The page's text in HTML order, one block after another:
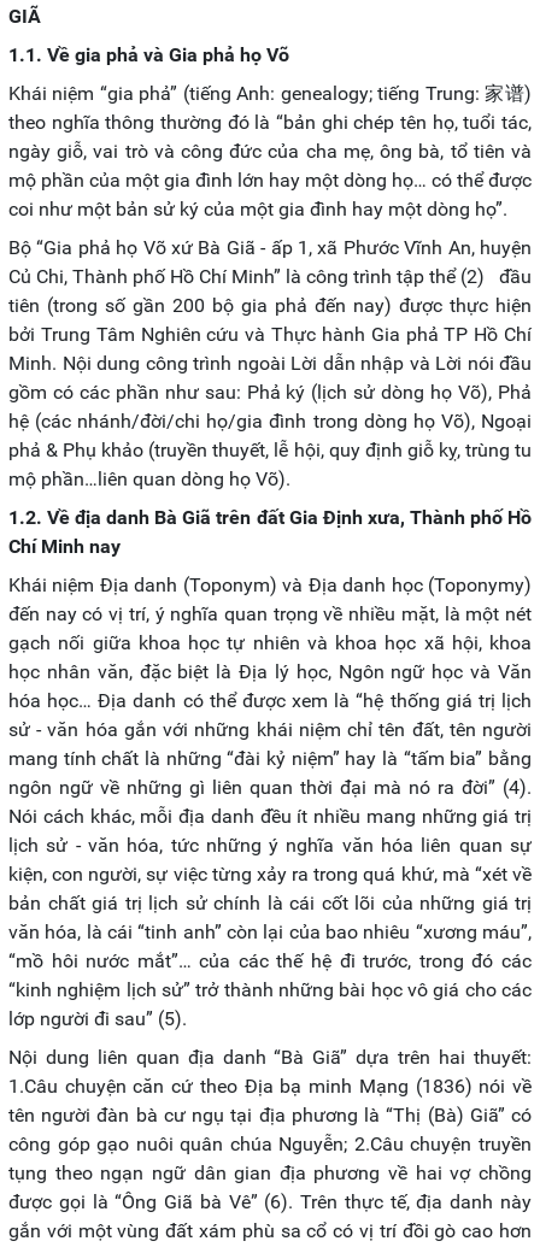
GIÃ
1.1. Về gia phả và Gia phả họ Võ
Khái niệm “gia phả” (tiếng Anh: genealogy; tiếng Trung: 家谱)
theo nghĩa thông thường đó là “bản ghi chép tên họ, tuổi tác,
ngày giỗ, vai trò và công đức của cha mẹ, ông bà, tổ tiên và
mộ phần của một gia đình lớn hay một dòng họ… có thể được
coi như một bản sử ký của một gia đình hay một dòng họ”.
Bộ “Gia phả họ Võ xứ Bà Giã - ấp 1, xã Phước Vĩnh An, huyện
Củ Chi, Thành phố Hồ Chí Minh” là công trình tập thể (2) đầu
tiên (trong số gần 200 bộ gia phả đến nay) được thực hiện
bởi Trung Tâm Nghiên cứu và Thực hành Gia phả TP Hồ Chí
Minh. Nội dung công trình ngoài Lời dẫn nhập và Lời nói đầu
gồm có các phần như sau: Phả ký (lịch sử dòng họ Võ), Phả
hệ (các nhánh/đời/chi họ/gia đình trong dòng họ Võ), Ngoại
phả & Phụ khảo (truyền thuyết, lễ hội, quy định giỗ kỵ, trùng tu
mộ phần…liên quan dòng họ Võ).
1.2. Về địa danh Bà Giã trên đất Gia Định xưa, Thành phố Hồ
Chí Minh nay
Khái niệm Địa danh (Toponym) và Địa danh học (Toponymy)
đến nay có vị trí, ý nghĩa quan trọng về nhiều mặt, là một nét
gạch nối giữa khoa học tự nhiên và khoa học xã hội, khoa
học nhân văn, đặc biệt là Địa lý học, Ngôn ngữ học và Văn
hóa học… Địa danh có thể được xem là “hệ thống giá trị lịch
sử - văn hóa gắn với những khái niệm chỉ tên đất, tên người
mang tính chất là những “đài kỷ niệm” hay là “tấm bia” bằng
ngôn ngữ về những gì liên quan thời đại mà nó ra đời” (4).
Nói cách khác, mỗi địa danh đều ít nhiều mang những giá trị
lịch sử - văn hóa, tức những ý nghĩa văn hóa liên quan sự
kiện, con người, sự việc từng xảy ra trong quá khứ, mà “xét về
bản chất giá trị lịch sử chính là cái cốt lõi của những giá trị
văn hóa, là cái “tinh anh” còn lại của bao nhiêu “xương máu”,
“mồ hôi nước mắt”… của các thế hệ đi trước, trong đó các
“kinh nghiệm lịch sử” trở thành những bài học vô giá cho các
lớp người đi sau” (5).
Nội dung liên quan địa danh “Bà Giã” dựa trên hai thuyết:
1.Câu chuyện căn cứ theo Địa bạ minh Mạng (1836) nói về
tên người đàn bà cư ngụ tại địa phương là “Thị (Bà) Giã” có
công góp gạo nuôi quân chúa Nguyễn; 2.Câu chuyện truyền
tụng theo ngạn ngữ dân gian địa phương về hai vợ chồng
được gọi là “Ông Giã bà Vê” (6). Trên thực tế, địa danh này
gắn với một vùng đất xám phù sa cổ có vị trí đồi gò cao hơn